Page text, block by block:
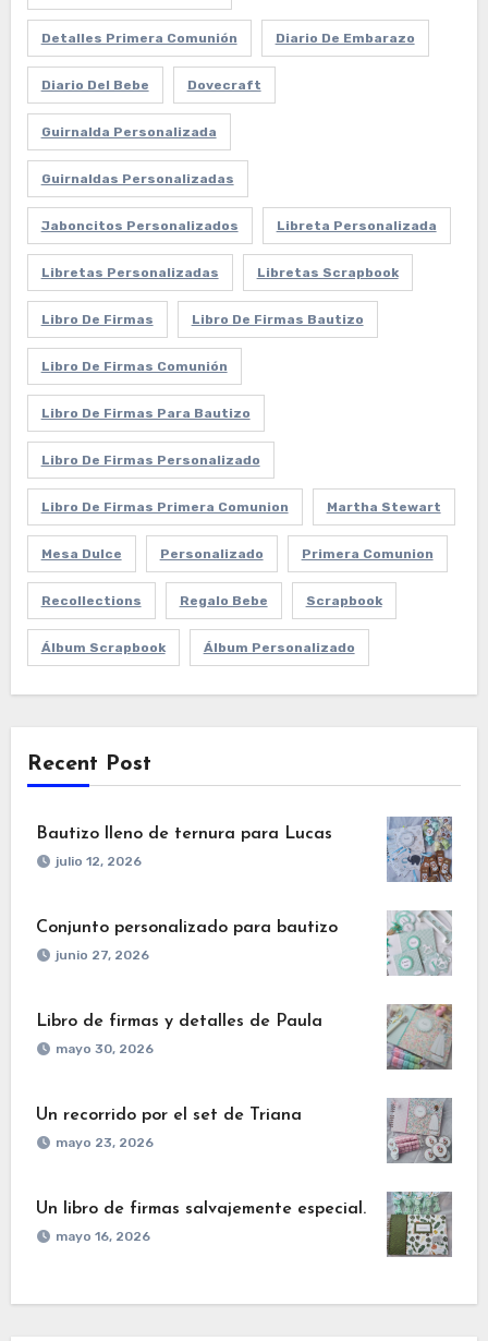
Detalles Primera Comunión Diario De Embarazo
Diario Del Bebe Dovecraft
Guirnalda Personalizada
Guirnaldas Personalizadas
Jaboncitos Personalizados Libreta Personalizada
Libretas Personalizadas Libretas Scrapbook
Libro De Firmas Libro De Firmas Bautizo
Libro De Firmas Comunión
Libro De Firmas Para Bautizo
Libro De Firmas Personalizado
Libro De Firmas Primera Comunion Martha Stewart
Mesa Dulce Personalizado Primera Comunion
Recollections Regalo Bebe Scrapbook
Álbum Scrapbook Álbum Personalizado
Recent Post
Bautizo lleno de ternura para Lucas
julio 12, 2026
Conjunto personalizado para bautizo
junio 27, 2026
Libro de firmas y detalles de Paula
mayo 30, 2026
Un recorrido por el set de Triana
mayo 23, 2026
Un libro de firmas salvajemente especial.
mayo 16, 2026